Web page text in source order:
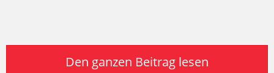
Den ganzen Beitrag lesen